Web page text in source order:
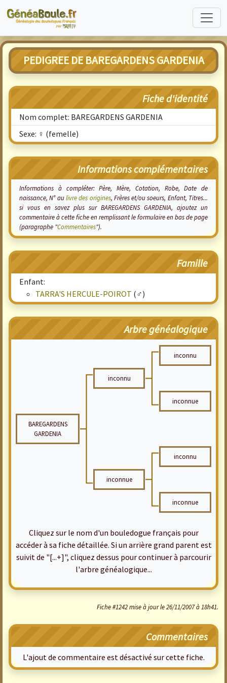
PEDIGREE DE BAREGARDENS GARDENIA
Fiche d'identité
Nom complet: BAREGARDENS GARDENIA
Sexe: ♀ (femelle)
Informations complémentaires
Informations à compléter: Père, Mère, Cotation, Robe, Date de
naissance, N° aulivre des origines, Frères et/ou soeurs, Enfant, Titres...
si vous en savez plus sur BAREGARDENS GARDENIA, ajoutez un
commentaire à cette fiche en remplissant le formulaire en bas de page
(paragraphe "Commentaires").
Famille
Enfant:
TARRA'S HERCULE-POIROT (♂)
Arbre généalogique
inconnu
inconnu
inconnue
BAREGARDENS
GARDENIA
inconnu
inconnue
inconnue
Cliquez sur le nom d'un bouledogue français pour
accéder à sa fiche détaillée. Si un arrière grand parent est
suivit de "[...+]", cliquez dessus pour continuer à parcourir
l'arbre généalogique...
Fiche #1242 mise à jour le 26/11/2007 à 18h41.
Commentaires
L'ajout de commentaire est désactivé sur cette fiche.